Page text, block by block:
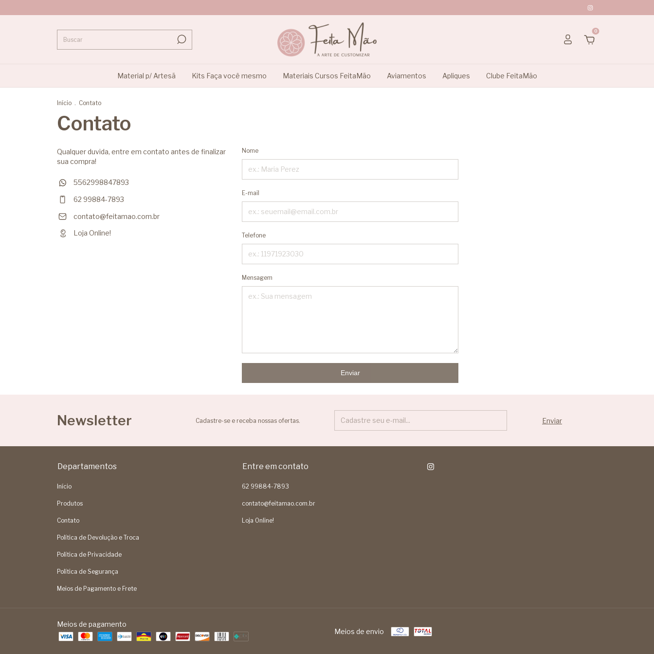
0
Material p/ Artesã Kits Faça você mesmo Materiais Cursos FeitaMão Aviamentos Apliques Clube FeitaMão
Início . Contato
Contato
Qualquer duvida, entre em contato antes de finalizar
sua compra!
5562998847893
62 99884-7893
contato@feitamao.com.br
Loja Online!
Nome
E-mail
Telefone
Mensagem
Enviar
Newsletter Cadastre-se e receba nossas ofertas.
Departamentos
Início
Produtos
Contato
Política de Devolução e Troca
Política de Privacidade
Política de Segurança
Meios de Pagamento e Frete
Entre em contato
62 99884-7893
contato@feitamao.com.br
Loja Online!
Meios de pagamento
Meios de envio